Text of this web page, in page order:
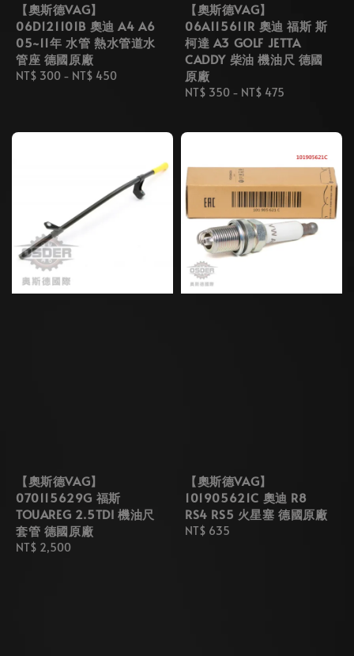
【奧斯德VAG】
06D121101B 奧迪 A4 A6
05~11年 水管 熱水管道水
管座 德國原廠
Regular
NT$ 300 - NT$ 450
【奧斯德VAG】
06A115611R 奧迪 福斯 斯
柯達 A3 GOLF JETTA
CADDY 柴油 機油尺 德國
原廠
Regular
NT$ 350 - NT$ 475
【奧斯德VAG】
070115629G 福斯
TOUAREG 2.5TDI 機油尺
套管 德國原廠
Regular
NT$ 2,500
【奧斯德VAG】
101905621C 奧迪 R8
RS4 RS5 火星塞 德國原廠
Regular
NT$ 635